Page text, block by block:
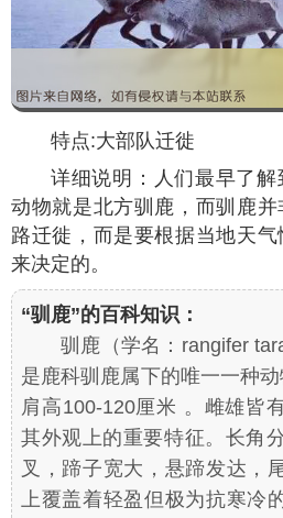
特点:大部队迁徙
详细说明：人们最早了
动物就是北方驯鹿，而驯鹿
路迁徙，而是要根据当地天
来决定的。
“驯鹿”的百科知识：
驯鹿（学名： rangifer
是鹿科驯鹿属下的唯一一种
肩高100-120厘米 。雌雄皆
其外观上的重要特征。长角
叉，蹄子宽大，悬蹄发达，
上覆盖着轻盈但极为抗寒冷